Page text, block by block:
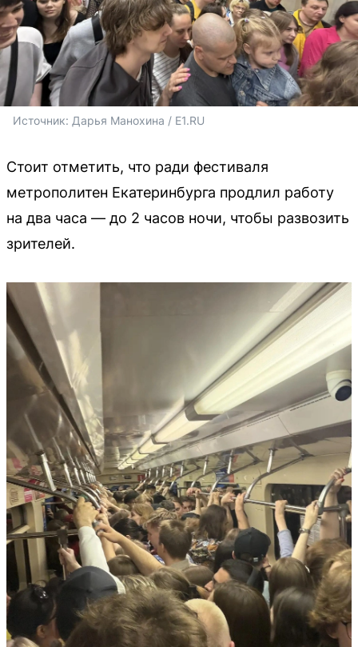
Источник: Дарья Манохина / E1.RU
Стоит отметить, что ради фестиваля
метрополитен Екатеринбурга продлил работу
на два часа — до 2 часов ночи, чтобы развозить
зрителей.